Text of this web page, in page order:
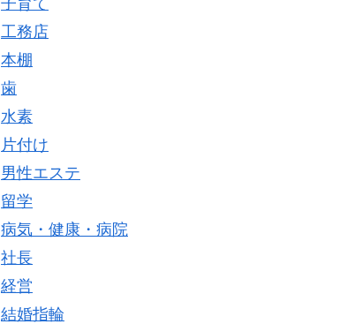
工務店
本棚
歯
水素
片付け
男性エステ
留学
病気・健康・病院
社長
経営
結婚指輪